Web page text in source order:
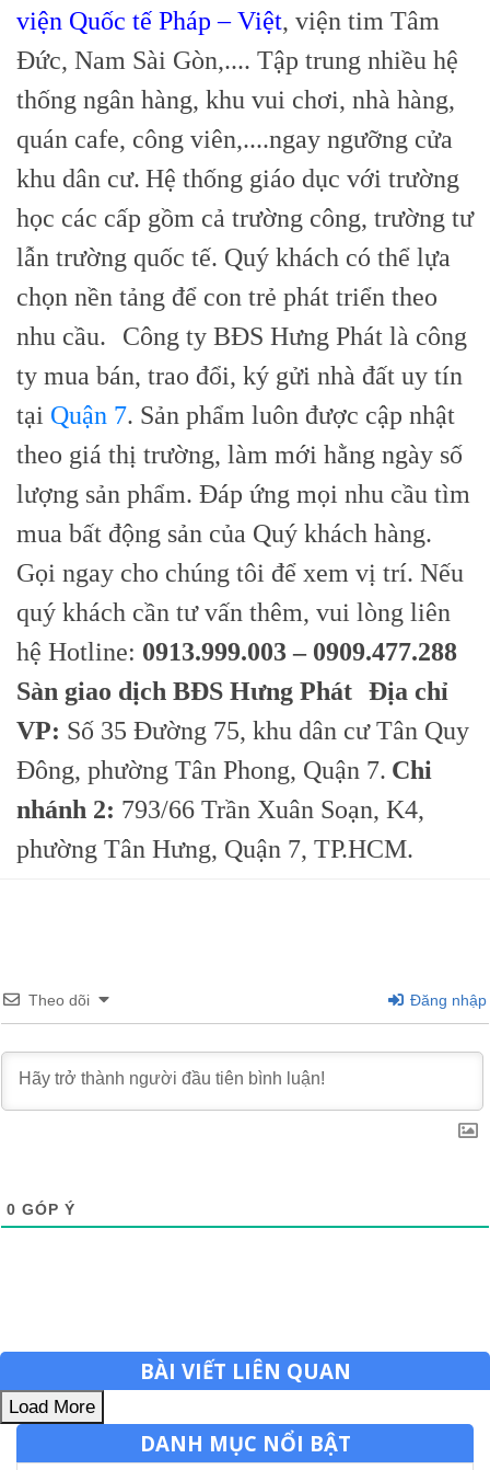
viện Quốc tế Pháp – Việt, viện tim Tâm
Đức, Nam Sài Gòn,.... Tập trung nhiều hệ
thống ngân hàng, khu vui chơi, nhà hàng,
quán cafe, công viên,....ngay ngưỡng cửa
khu dân cư. Hệ thống giáo dục với trường
học các cấp gồm cả trường công, trường tư
lẫn trường quốc tế. Quý khách có thể lựa
chọn nền tảng để con trẻ phát triển theo
nhu cầu.
Công ty BĐS Hưng Phát là công
ty mua bán, trao đổi, ký gửi nhà đất uy tín
tại Quận 7. Sản phẩm luôn được cập nhật
theo giá thị trường, làm mới hằng ngày số
lượng sản phẩm. Đáp ứng mọi nhu cầu tìm
mua bất động sản của Quý khách hàng.
Gọi ngay cho chúng tôi để xem vị trí. Nếu
quý khách cần tư vấn thêm, vui lòng liên
hệ Hotline: 0913.999.003 – 0909.477.288
Sàn giao dịch BĐS Hưng Phát Địa chỉ
VP: Số 35 Đường 75, khu dân cư Tân Quy
Đông, phường Tân Phong, Quận 7. Chi
nhánh 2: 793/66 Trần Xuân Soạn, K4,
phường Tân Hưng, Quận 7, TP.HCM.
Theo dõi Đăng nhập
0 GÓP Ý
BÀI VIẾT LIÊN QUAN
Load More
DANH MỤC NỔI BẬT